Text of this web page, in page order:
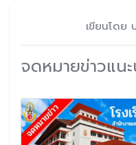
เขียนโดย
จดหมายข่าวแน